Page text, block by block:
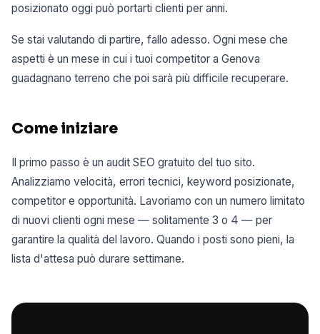
posizionato oggi può portarti clienti per anni.
Se stai valutando di partire, fallo adesso. Ogni mese che
aspetti è un mese in cui i tuoi competitor a Genova
guadagnano terreno che poi sarà più difficile recuperare.
Come iniziare
Il primo passo è un audit SEO gratuito del tuo sito.
Analizziamo velocità, errori tecnici, keyword posizionate,
competitor e opportunità. Lavoriamo con un numero limitato
di nuovi clienti ogni mese — solitamente 3 o 4 — per
garantire la qualità del lavoro. Quando i posti sono pieni, la
lista d'attesa può durare settimane.